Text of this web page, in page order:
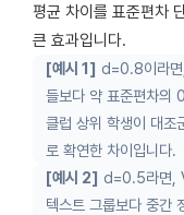
평균 차이를 표준편차
큰 효과입니다.
[예시 1] d=0.8이라면
들보다 약 표준편차의
클럽 상위 학생이 대
로 확연한 차이입니다.
[예시 2] d=0.5라면,
텍스트 그룹보다 중간